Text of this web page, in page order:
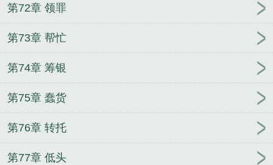
第72章 领罪
第73章 帮忙
第74章 筹银
第75章 蠢货
第76章 转托
第77章 低头